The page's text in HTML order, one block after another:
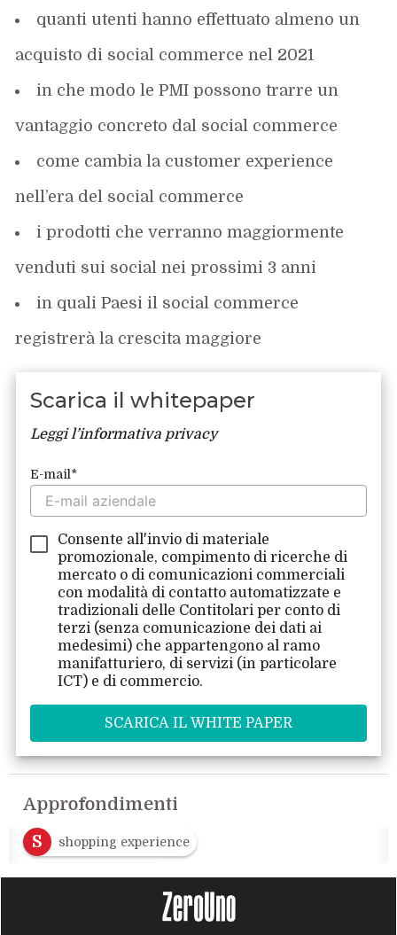
quanti utenti hanno effettuato almeno un
acquisto di social commerce nel 2021
in che modo le PMI possono trarre un
vantaggio concreto dal social commerce
come cambia la customer experience
nell’era del social commerce
i prodotti che verranno maggiormente
venduti sui social nei prossimi 3 anni
in quali Paesi il social commerce
registrerà la crescita maggiore
Scarica il whitepaper
Leggi l’informativa privacy
E-mail *
Consente all'invio di materiale
promozionale, compimento di ricerche di
mercato o di comunicazioni commerciali
con modalità di contatto automatizzate e
tradizionali delle Contitolari per conto di
terzi (senza comunicazione dei dati ai
medesimi) che appartengono al ramo
manifatturiero, di servizi (in particolare
ICT) e di commercio.
Approfondimenti
S
shopping experience
S social commerce